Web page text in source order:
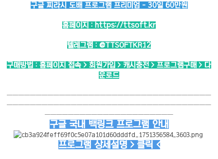
구글 찌라시 도배 프로그램 프리미엄 - 30일 60만원
홈페이지 : https://ttsoft.kr
텔레그램 : @TTSOFTKR12
구매방법 : 홈페이지 접속 > 회원가입 > 캐시충전 > 프로그램구매 > 다
운로드
───────────────────────────────────
───────────────────────────────────
──────────────────────
구글 국내 백링크 프로그램 안내
프로그램 상세설명 > 클릭 <